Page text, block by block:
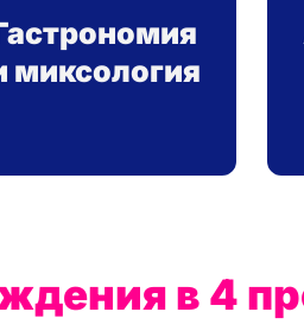
миксология
в 4